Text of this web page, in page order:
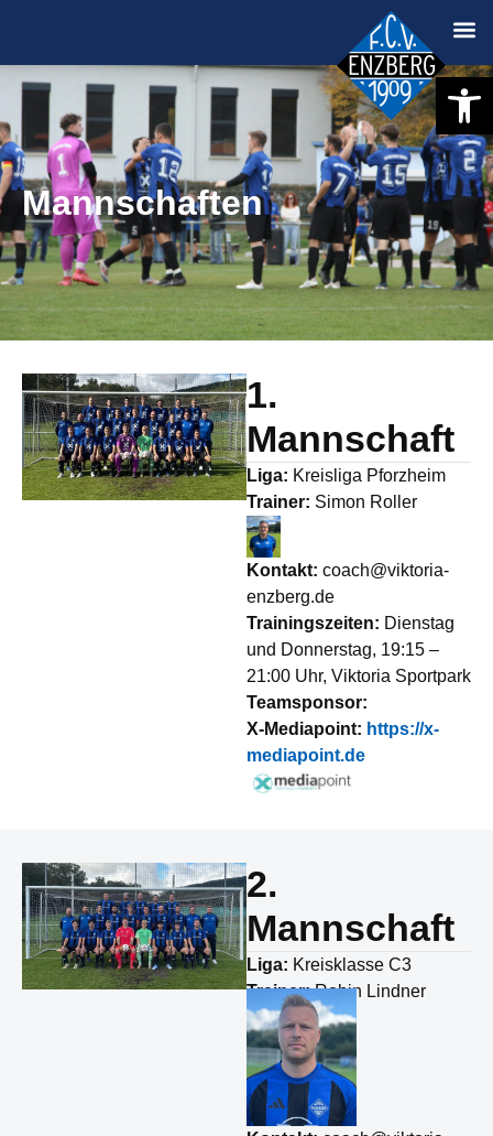
Mannschaften
1.
Mannschaft
Liga: Kreisliga Pforzheim
Trainer: Simon Roller
Kontakt: coach@viktoria-
enzberg.de
Trainingszeiten: Dienstag
und Donnerstag, 19:15 –
21:00 Uhr, Viktoria Sportpark
Teamsponsor:
X-Mediapoint: https://x-
mediapoint.de
2.
Mannschaft
Liga: Kreisklasse C3
Trainer:Robin Lindner